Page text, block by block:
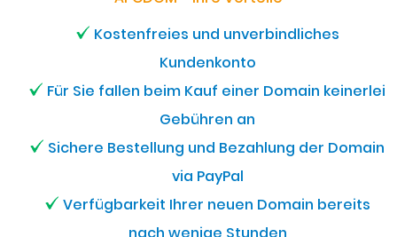
Kostenfreies und unverbindliches
Kundenkonto
Für Sie fallen beim Kauf einer Domain keinerlei
Gebühren an
Sichere Bestellung und Bezahlung der Domain
via PayPal
Verfügbarkeit Ihrer neuen Domain bereits